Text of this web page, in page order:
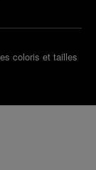
coloris et tailles